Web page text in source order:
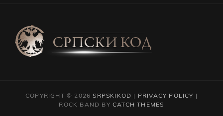
COPYRIGHT © 2026SRPSKIKOD | PRIVACY POLICY |
ROCK BAND BYCATCH THEMES